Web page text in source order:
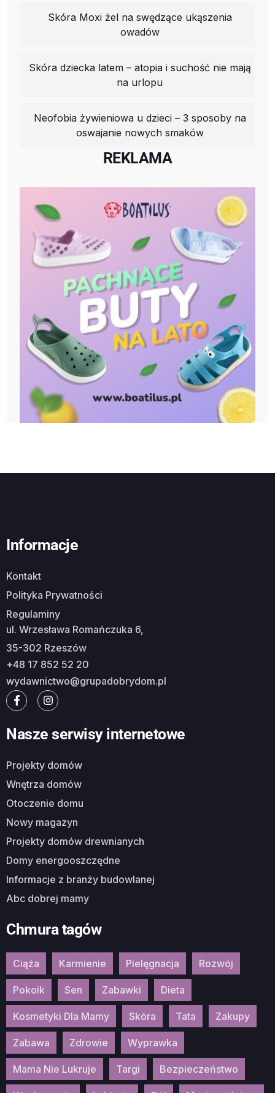
Skóra Moxi żel na swędzące ukąszenia
owadów
Skóra dziecka latem – atopia i suchość nie mają
na urlopu
Neofobia żywieniowa u dzieci – 3 sposoby na
oswajanie nowych smaków
REKLAMA
Informacje
Kontakt
Polityka Prywatności
Regulaminy
ul. Wrzesława Romańczuka 6,
35-302 Rzeszów
+48 17 852 52 20
wydawnictwo@grupadobrydom.pl
Nasze serwisy internetowe
Projekty domów
Wnętrza domów
Otoczenie domu
Nowy magazyn
Projekty domów drewnianych
Domy energooszczędne
Informacje z branży budowlanej
Abc dobrej mamy
Chmura tagów
Ciąża Karmienie Pielęgnacja Rozwój
Pokoik Sen Zabawki Dieta
Kosmetyki Dla Mamy Skóra Tata Zakupy
Zabawa Zdrowie Wyprawka
Mama Nie Lukruje Targi Bezpieczeństwo